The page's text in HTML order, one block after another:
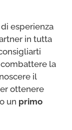
esperienza
in tutta
la
il
ottenere
un primo